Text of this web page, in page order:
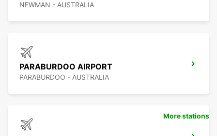
NEWMAN - AUSTRALIA
PARABURDOO AIRPORT
PARABURDOO - AUSTRALIA
More stations